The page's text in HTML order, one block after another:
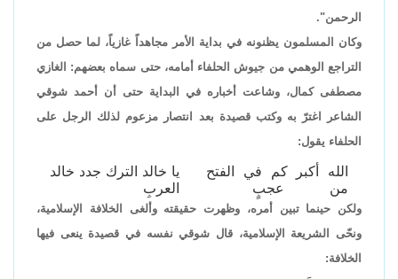
الرحمن".
وكان المسلمون يظنونه في بداية الأمر مجاهداً غازياً، لما حصل من
التراجع الوهمي من جيوش الحلفاء أمامه، حتى سماه بعضهم: الغازي
مصطفى كمال، وشاعت أخباره في البداية حتى أن أحمد شوقي
الشاعر اغترّ به وكتب قصيدة بعد انتصار مزعوم لذلك الرجل على
الحلفاء يقول:
الله أكبر كم في الفتح
من عجبٍ
يا خالد الترك جدد خالد
العربِ
ولكن حينما تبين أمره، وظهرت حقيقته وألغى الخلافة الإسلامية،
ونحّى الشريعة الإسلامية، قال شوقي نفسه في قصيدة ينعى فيها
الخلافة: